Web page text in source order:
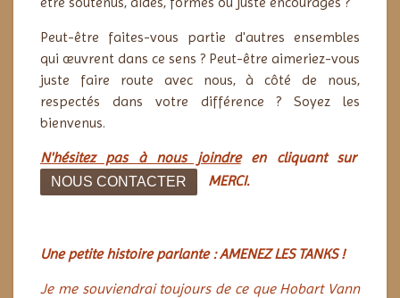
Peut-être faites-vous partie d'autres ensembles
qui œuvrent dans ce sens ? Peut-être aimeriez-vous
juste faire route avec nous, à côté de nous,
respectés dans votre différence ? Soyez les
bienvenus.
N'hésitez pas à nous joindreen cliquant sur
NOUS CONTACTER MERCI.
Une petite histoire parlante : AMENEZ LES TANKS !
Je me souviendrai toujours de ce que Hobart Vann